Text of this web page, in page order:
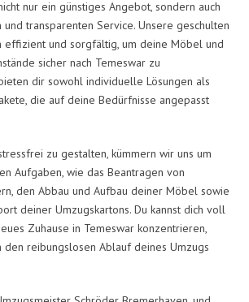
nur ein günstiges Angebot, sondern auch
transparenten Service. Unsere geschulten
und sorgfältig, um deine Möbel und
sicher nach Temeswar zu
dir sowohl individuelle Lösungen als
die auf deine Bedürfnisse angepasst
zu gestalten, kümmern wir uns um
Aufgaben, wie das Beantragen von
den Abbau und Aufbau deiner Möbel sowie
deiner Umzugskartons. Du kannst dich voll
Zuhause in Temeswar konzentrieren,
den reibungslosen Ablauf deines Umzugs